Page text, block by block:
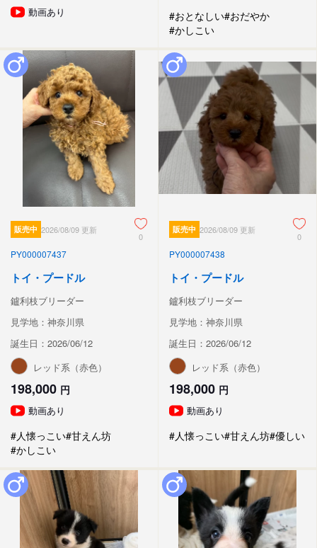
動画あり
#おとなしい#おだやか
#かしこい
販売中 2026/08/09 更新
0
PY000007437
トイ・プードル
鑪利枝ブリーダー
見学地：神奈川県
誕生日：2026/06/12
レッド系（赤色）
198,000 円
動画あり
#人懐っこい#甘えん坊
#かしこい
販売中 2026/08/09 更新
0
PY000007438
トイ・プードル
鑪利枝ブリーダー
見学地：神奈川県
誕生日：2026/06/12
レッド系（赤色）
198,000 円
動画あり
#人懐っこい#甘えん坊#優しい